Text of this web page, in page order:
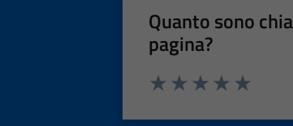
Quanto sono
pagina?